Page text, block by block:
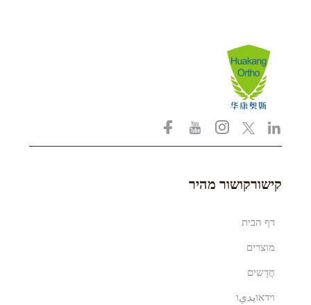
קישורקושור מהיר
דף הבית
מוצרים
חֲדָשִים
וידאוيديו